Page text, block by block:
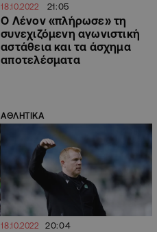
18.10.2022 21:05
Ο Λένον «πλήρωσε» τη
συνεχιζόμενη αγωνιστική
αστάθεια και τα άσχημα
αποτελέσματα
ΑΘΛΗΤΙΚΑ
18.10.2022 20:04